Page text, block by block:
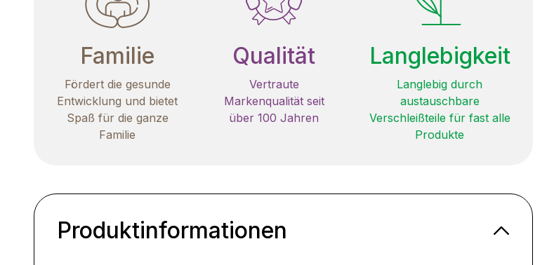
Familie
Fördert die gesunde
Entwicklung und bietet
Spaß für die ganze
Familie
Qualität
Vertraute
Markenqualität seit
über 100 Jahren
Langlebigkeit
Langlebig durch
austauschbare
Verschleißteile für fast alle
Produkte
Produktinformationen